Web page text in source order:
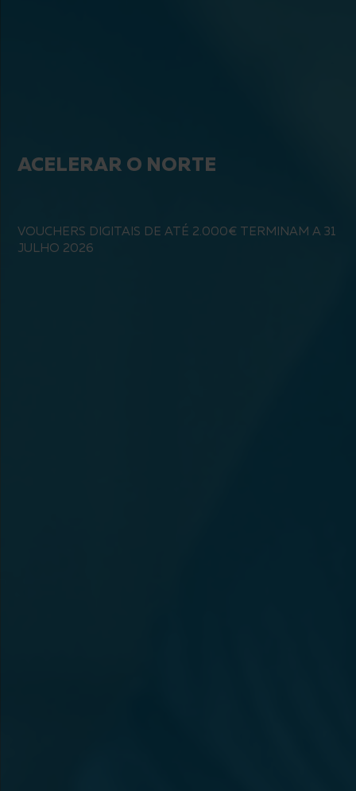
ACELERAR O NORTE
VOUCHERS DIGITAIS DE ATÉ 2.000€ TERMINAM A 31
JULHO 2026